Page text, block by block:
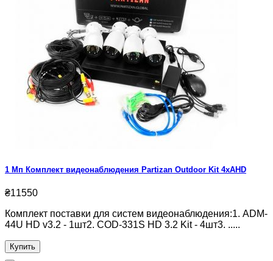
1 Мп Комплект видеонаблюдения Partizan Outdoor Kit 4xAHD
₴11550
Комплект поставки для систем видеонаблюдения:1. ADM-
44U HD v3.2 - 1шт2. COD-331S HD 3.2 Kit - 4шт3. .....
Купить